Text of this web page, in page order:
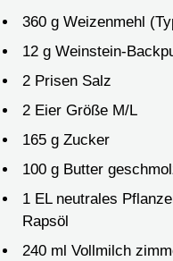
360 g Weizenmehl
12 g Weinstein-
2 Prisen Salz
2 Eier Größe M/L
165 g Zucker
100 g Butter
1 EL neutrales
Rapsöl
240 ml Vollmilch